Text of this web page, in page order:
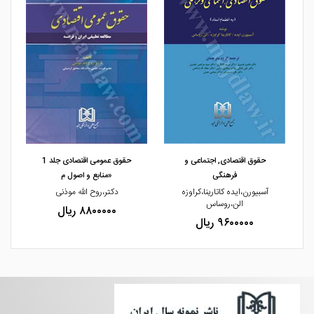
مشاهده و خرید مشاهده و خرید
حقوق اقتصادی, اجتماعی و
فرهنگی
آسبیورن،ایده کاتارینا،کراوزه
الن،روساس
۹۶۰۰۰۰۰ ریال
حقوق عمومی اقتصادی جلد 1
«منابع و اصول م
دکتر،روح الله موذنی
۸۸۰۰۰۰۰ ریال